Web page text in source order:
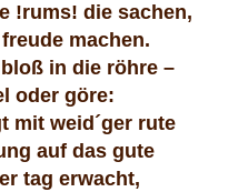
!rums! die sachen,
machen.
in die röhre –
oder göre:
mit weid´ger rute
auf das gute
tag erwacht,